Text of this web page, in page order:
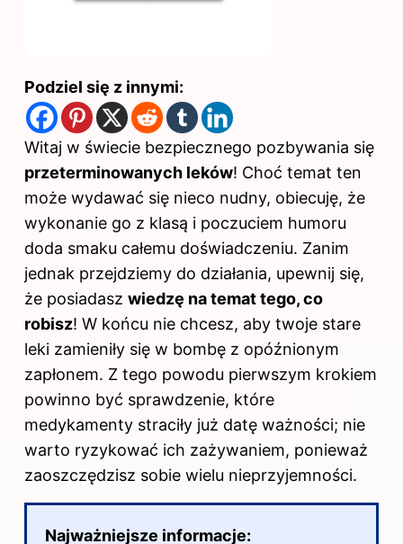
Podziel się z innymi:
Witaj w świecie bezpiecznego pozbywania się
przeterminowanych leków! Choć temat ten
może wydawać się nieco nudny, obiecuję, że
wykonanie go z klasą i poczuciem humoru
doda smaku całemu doświadczeniu. Zanim
jednak przejdziemy do działania, upewnij się,
że posiadasz wiedzę na temat tego, co
robisz! W końcu nie chcesz, aby twoje stare
leki zamieniły się w bombę z opóźnionym
zapłonem. Z tego powodu pierwszym krokiem
powinno być sprawdzenie, które
medykamenty straciły już datę ważności; nie
warto ryzykować ich zażywaniem, ponieważ
zaoszczędzisz sobie wielu nieprzyjemności.
Najważniejsze informacje: